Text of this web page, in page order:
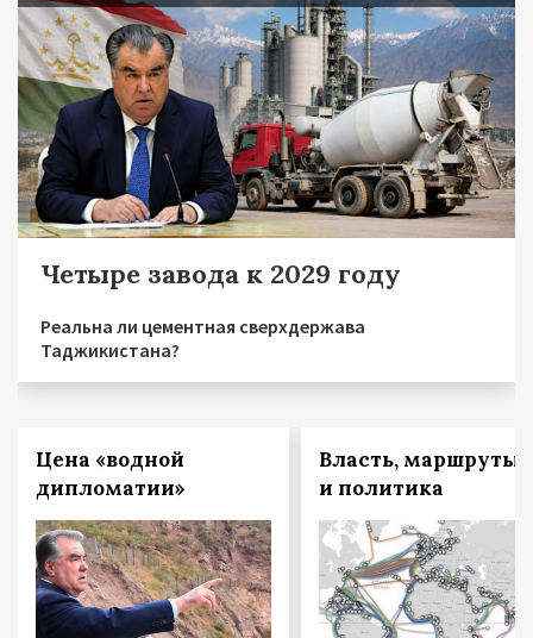
Четыре завода к 2029 году
Реальна ли цементная сверхдержава
Таджикистана?
Цена «водной
дипломатии»
Власть, маршруты
и политика